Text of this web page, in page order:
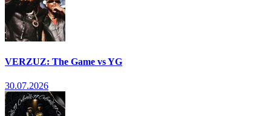
VERZUZ: The Game vs YG
30.07.2026